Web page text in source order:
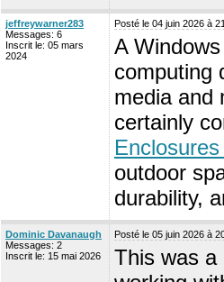
jeffreywarner283
Messages: 6
Inscrit le: 05 mars
2024
Posté le 04 juin 2026 à
A
computing
media and
certainly
outdoor
durability,
Dominic Davanaugh
Messages: 2
Inscrit le: 15 mai 2026
Posté le 05 juin 2026 à
This was a